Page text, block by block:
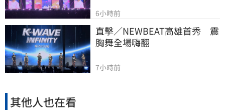
6小時前
直擊／NEWBEAT高雄首秀　震
胸舞全場嗨翻
7小時前
其他人也在看